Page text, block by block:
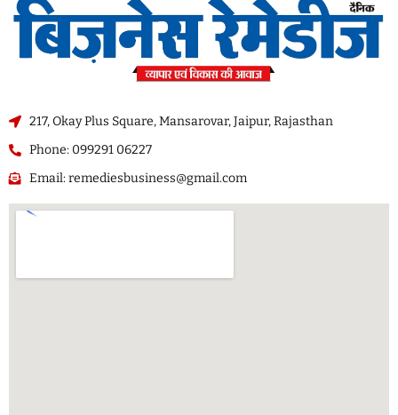
217, Okay Plus Square, Mansarovar, Jaipur, Rajasthan
Phone: 099291 06227
Email: remediesbusiness@gmail.com